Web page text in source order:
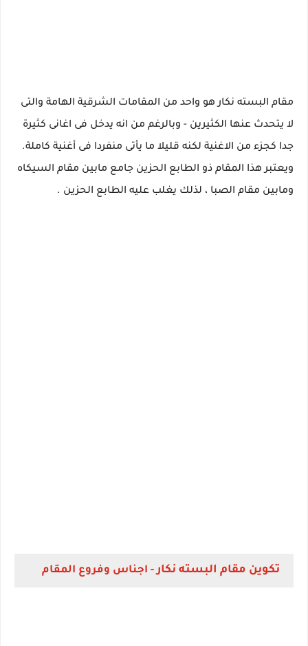
مقام البسته نكار هو واحد من المقامات الشرقية الهامة والتى
لا يتحدث عنها الكثيرين - وبالرغم من انه يدخل فى اغانى كثيرة
جدا كجزء من الاغنية لكنه قليلا ما يأتى منفردا فى أغنية كاملة.
ويعتبر هذا المقام ذو الطابع الحزين جامع مابين مقام السيكاه
ومابين مقام الصبا ، لذلك يغلب عليه الطابع الحزين .
تكوين مقام البسته نكار- اجناس وفروع المقام